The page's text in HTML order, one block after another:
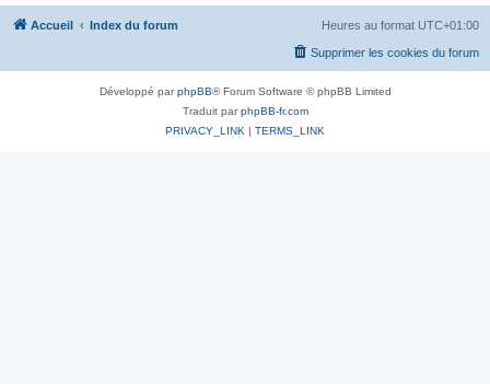
Accueil Index du forum Heures au format UTC+01:00
Supprimer les cookies du forum
Développé parphpBB® Forum Software © phpBB Limited
Traduit parphpBB-fr.com
PRIVACY_LINK | TERMS_LINK